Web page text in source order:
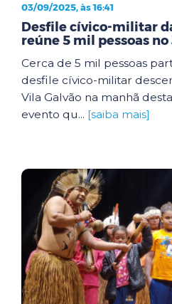
03/09/2025, às 16:41
Desfile cívico-militar
reúne 5 mil pessoas
Cerca de 5 mil pessoas
desfile cívico-militar
Vila Galvão na manhã
evento qu... [saiba mais]